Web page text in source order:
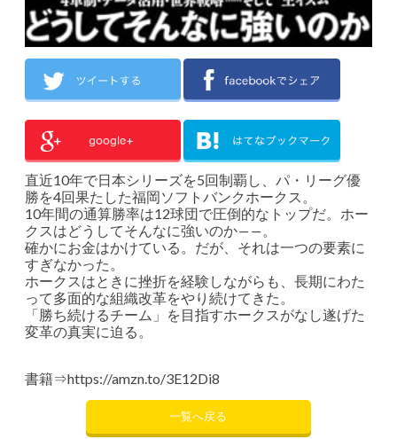
直近10年で日本シリーズを5回制覇し、パ・リーグ優
勝を4回果たした福岡ソフトバンクホークス。
10年間の通算勝率は12球団で圧倒的なトップだ。ホー
クスはどうしてそんなに強いのか――。
確かにお金はかけている。だが、それは一つの要素に
すぎなかった。
ホークスはときに挫折を経験しながらも、長期にわた
って多面的な組織改革をやり続けてきた。
「勝ち続けるチーム」を目指すホークスがなし遂げた
変革の真実に迫る。
書籍⇒https://amzn.to/3E12Di8
一覧へ戻る